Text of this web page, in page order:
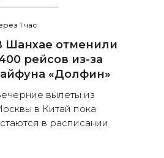
1 час
Шанхае отменили
рейсов из-за
«Долфин»
вылеты из
в Китай пока
в расписании